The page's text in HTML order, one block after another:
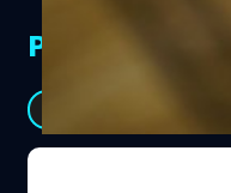
อิเล็กทรอนิกส์ได้ภาย
เอกสารราชการต่าง
ระบบนี้คือการมีส่วนช่
และยังสามารถเพิ่มคว
เอกสารที่เข้าสู่ระบบแล้
ตลอดทุกที่ ทุกเวลา ส
PR Partners